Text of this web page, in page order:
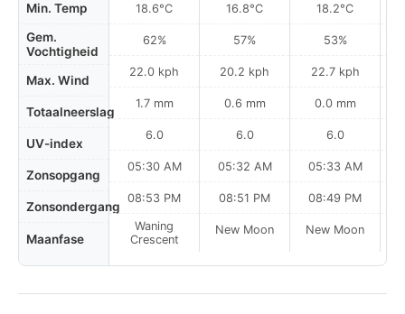
Min. Temp
Gem.
Vochtigheid
Max. Wind
Totaalneerslag
UV-index
Zonsopgang
Zonsondergang
Maanfase
18.6°C
62%
22.0 kph
1.7 mm
6.0
05:30 AM
08:53 PM
Waning
Crescent
16.8°C
57%
20.2 kph
0.6 mm
6.0
05:32 AM
08:51 PM
New Moon
18.2°C
53%
22.7 kph
0.0 mm
6.0
05:33 AM
08:49 PM
New Moon